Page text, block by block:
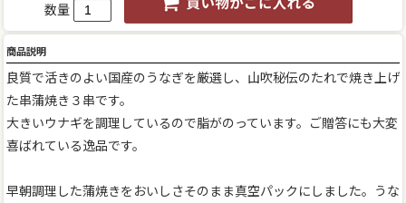
数量
商品説明
良質で活きのよい国産のうなぎを厳選し、山吹秘伝のたれで焼き上げ
た串蒲焼き３串です。
大きいウナギを調理しているので脂がのっています。ご贈答にも大変
喜ばれている逸品です。
早朝調理した蒲焼きをおいしさそのまま真空パックにしました。うな